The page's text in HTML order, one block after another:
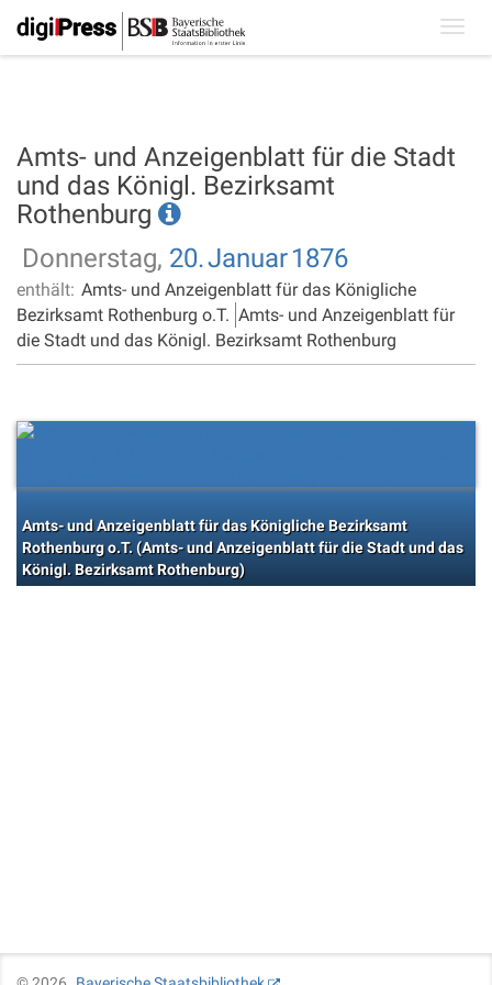
Amts- und Anzeigenblatt für die Stadt
und das Königl. Bezirksamt
Rothenburg
Donnerstag, 20.Januar1876
enthält: Amts- und Anzeigenblatt für das Königliche
Bezirksamt Rothenburg o.T. Amts- und Anzeigenblatt für
die Stadt und das Königl. Bezirksamt Rothenburg
Amts- und Anzeigenblatt für das Königliche Bezirksamt
Rothenburg o.T. (Amts- und Anzeigenblatt für die Stadt und das
Königl. Bezirksamt Rothenburg)